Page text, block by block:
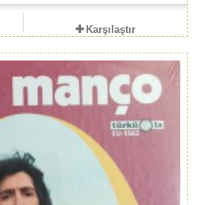
Karşılaştır